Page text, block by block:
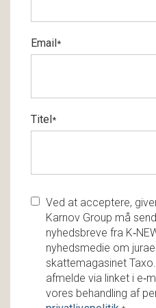
Email*
Titel*
Ved at acceptere,
Karnov Group må
nyhedsbreve fra
nyhedsmedie om
skattemagasinet
afmelde via linket i
vores behandling af